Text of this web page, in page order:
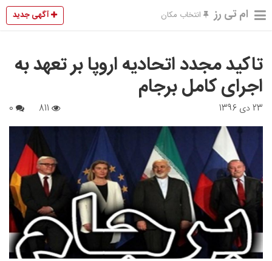
ام تی رز انتخاب مکان آگهی جدید
تاکید مجدد اتحادیه اروپا بر تعهد به
اجرای کامل برجام
23 دی 1396